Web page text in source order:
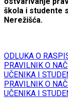
škola i studente
Nerežišća.
ODLUKA O
PRAVILNIK O
UČENIKA I
PRAVILNIK O
UČENIKA I